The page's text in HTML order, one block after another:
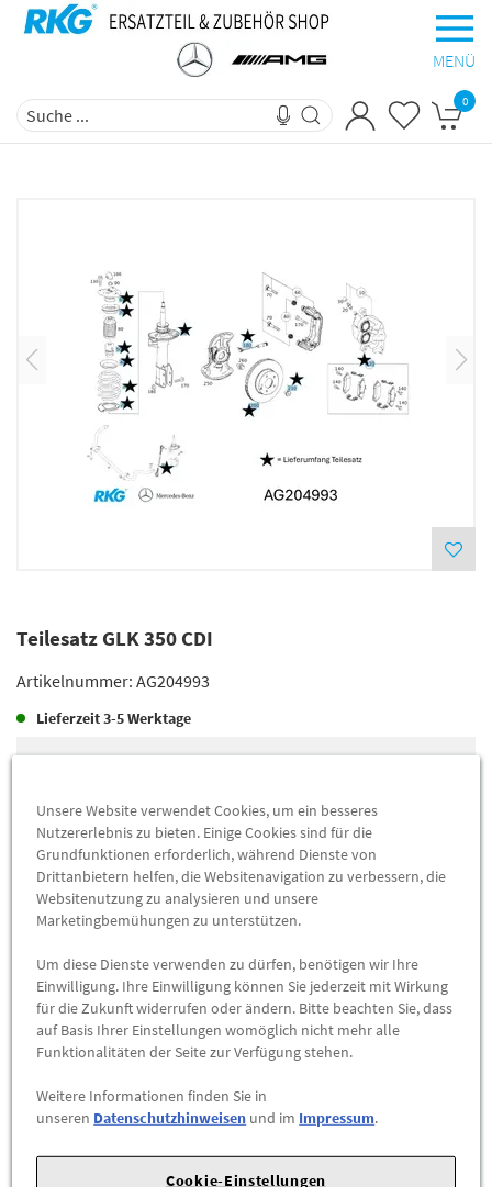
MENÜ
0
Teilesatz GLK 350 CDI
Artikelnummer: AG204993
Lieferzeit3-5 Werktage
Versandkostenfrei
Abholung
Preis inkl.19%MwSt.
2.056,70 €
- +
ZUM WARENKORB HINZUFÜGEN
Herstellerangaben:Mercedes-Benz AG |Mercedesstr. 120 |
70723 Stuttgart |Tel: +49711170 |E-Mail:
dialog.mb@mercedes-benz.com|Webseite:
Unsere Website verwendet Cookies, um ein besseres
Nutzererlebnis zu bieten. Einige Cookies sind für die
Grundfunktionen erforderlich, während Dienste von
Drittanbietern helfen, die Websitenavigation zu verbessern, die
Websitenutzung zu analysieren und unsere
Marketingbemühungen zu unterstützen.
Um diese Dienste verwenden zu dürfen, benötigen wir Ihre
Einwilligung. Ihre Einwilligung können Sie jederzeit mit Wirkung
für die Zukunft widerrufen oder ändern. Bitte beachten Sie, dass
auf Basis Ihrer Einstellungen womöglich nicht mehr alle
Funktionalitäten der Seite zur Verfügung stehen.
Weitere Informationen finden Sie in
unseren Datenschutzhinweisen und im Impressum.
Cookie-Einstellungen